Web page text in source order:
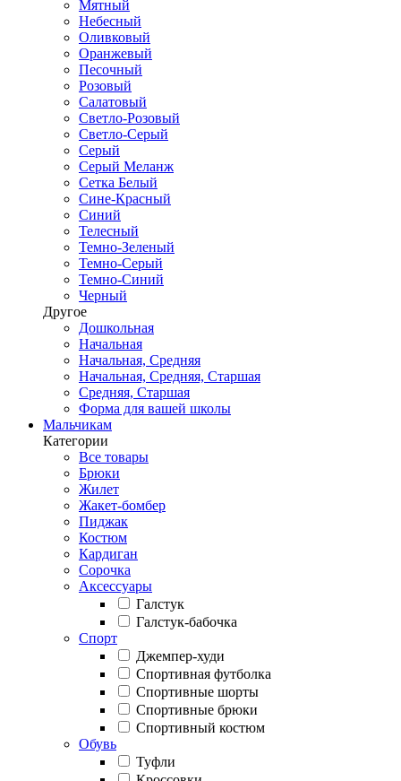
Мятный
Небесный
Оливковый
Оранжевый
Песочный
Розовый
Салатовый
Светло-Розовый
Светло-Серый
Серый
Серый Меланж
Сетка Белый
Сине-Красный
Синий
Телесный
Темно-Зеленый
Темно-Серый
Темно-Синий
Черный
Другое
Дошкольная
Начальная
Начальная, Средняя
Начальная, Средняя, Старшая
Средняя, Старшая
Форма для вашей школы
Мальчикам
Категории
Все товары
Брюки
Жилет
Жакет-бомбер
Пиджак
Костюм
Кардиган
Сорочка
Аксессуары
Галстук
Галстук-бабочка
Спорт
Джемпер-худи
Спортивная футболка
Спортивные шорты
Спортивные брюки
Спортивный костюм
Обувь
Туфли